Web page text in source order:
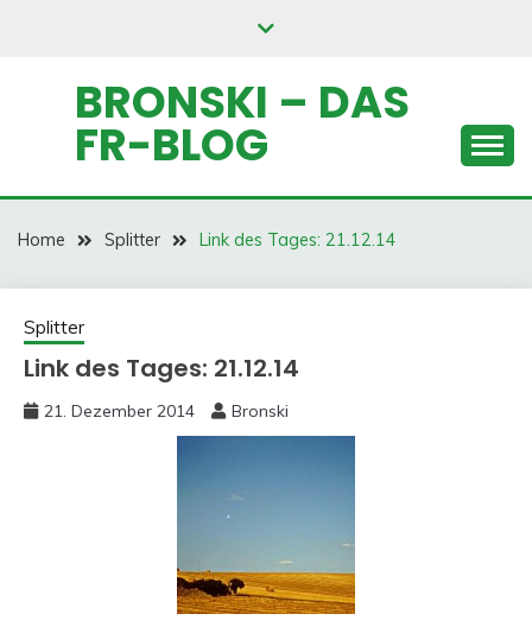
BRONSKI – DAS
FR-BLOG
Home Splitter Link des Tages: 21.12.14
Splitter
Link des Tages: 21.12.14
21. Dezember 2014 Bronski